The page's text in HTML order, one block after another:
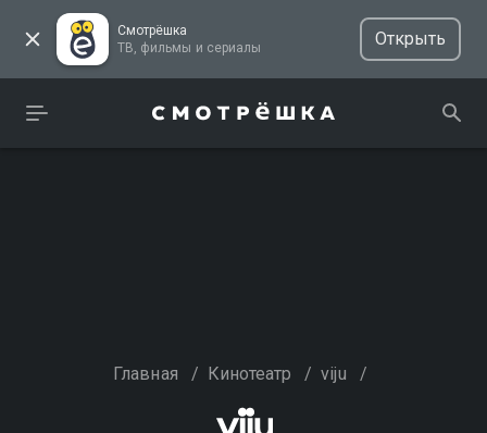
Смотрёшка
ТВ, фильмы и сериалы
Открыть
Главная / Кинотеатр / viju /